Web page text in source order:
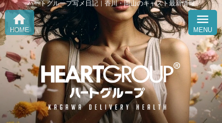
ハートグループ写メ日記｜香川・岡山のキャスト最新情報
home
HOME
menu
MENU